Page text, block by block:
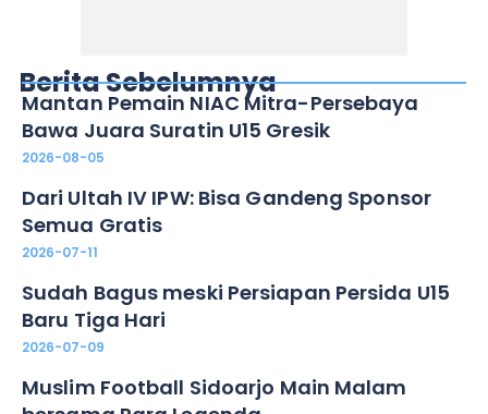
Berita Sebelumnya
Mantan Pemain NIAC Mitra-Persebaya
Bawa Juara Suratin U15 Gresik
2026-08-05
Dari Ultah IV IPW: Bisa Gandeng Sponsor
Semua Gratis
2026-07-11
Sudah Bagus meski Persiapan Persida U15
Baru Tiga Hari
2026-07-09
Muslim Football Sidoarjo Main Malam